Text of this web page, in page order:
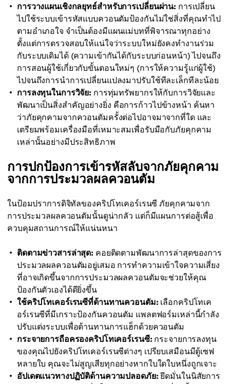
การวางแผนเชิงกลยุทธ์สำหรับการเปลี่ยนผ่าน: การเปลี่ยน
ไปใช้ระบบเข้ารหัสแบบควอนตัมป้องกันไม่ใช่สิ่งที่คุณทำไป
ตามอำเภอใจ จำเป็นต้องมีแผนแม่บทที่พิจารณาทุกอย่าง
ตั้งแต่การตรวจสอบให้แน่ใจว่าระบบใหม่ยังคงทำงานร่วม
กับระบบเดิมได้ (ความเข้ากันได้กับระบบก่อนหน้า) ไปจนถึง
การสอนผู้ใช้เกี่ยวกับขั้นตอนใหม่ๆ (การให้ความรู้แก่ผู้ใช้)
ไปจนถึงการนำการเปลี่ยนแปลงมาปรับใช้ทีละเล็กทีละน้อย
การลงทุนในการวิจัย: การทุ่มทรัพยากรให้กับการวิจัยและ
พัฒนาเป็นสิ่งสำคัญอย่างยิ่ง คือการก้าวไปข้างหน้า ค้นหา
ว่าภัยคุกคามจากควอนตัมครั้งต่อไปอาจมาจากที่ใด และ
เตรียมพร้อมเครื่องมือที่เหมาะสมเพื่อรับมือกับภัยคุกคาม
เหล่านั้นอย่างมีประสิทธิภาพ
การปกป้องการเข้ารหัสลับจากภัยคุกคาม
จากการประมวลผลควอนตัม
ในป้อมปราการดิจิทัลของคริปโทเคอร์เรนซี ภัยคุกคามจาก
การประมวลผลควอนตัมนั้นดูน่ากลัว แต่ก็มีแผนการต่อสู้เพื่อ
ควบคุมสถานการณ์ให้แน่นหนา
ติดตามข่าวสารล่าสุด: คอยติดตามพัฒนาการล่าสุดของการ
ประมวลผลควอนตัมอยู่เสมอ การทำความเข้าใจความเสี่ยง
ที่อาจเกิดขึ้นจากการประมวลผลควอนตัมจะช่วยให้คุณ
ป้องกันตัวเองได้ดียิ่งขึ้น
ใช้คริปโทเคอร์เรนซีที่ต้านทานควอนตัม: เลือกคริปโทเค
อร์เรนซีที่มีเกราะป้องกันควอนตัม แพลตฟอร์มเหล่านี้กำลัง
ปรับแต่งระบบเพื่อต้านทานการแฮ็กด้วยควอนตัม
กระจายการถือครองคริปโทเคอร์เรนซี: กระจายการลงทุน
ของคุณไปยังคริปโทเคอร์เรนซีต่างๆ เปรียบเสมือนมีตู้เซฟ
หลายใบ คุณจะไม่สูญเสียทุกอย่างหากใบใดใบหนึ่งถูกเจาะ
อัปเดตแนวทางปฏิบัติด้านความปลอดภัย: ยึดมั่นในนิสัยการ